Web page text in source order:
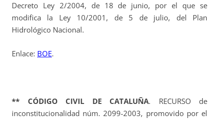
Decreto Ley 2/2004, de 18 de junio, por el que se
modifica la Ley 10/2001, de 5 de julio, del Plan
Hidrológico Nacional.
Enlace: BOE.
** CÓDIGO CIVIL DE CATALUÑA. RECURSO de
inconstitucionalidad núm. 2099-2003, promovido por el